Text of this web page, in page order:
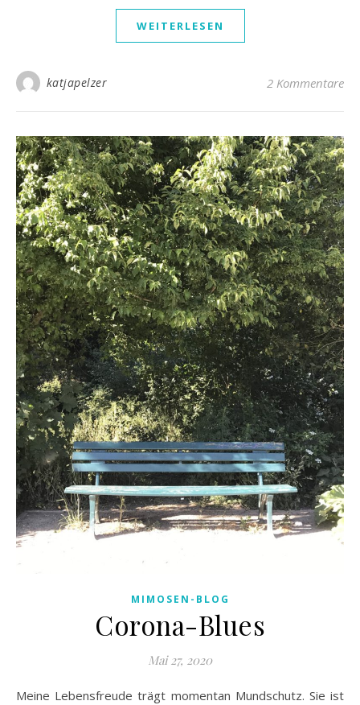
WEITERLESEN
katjapelzer 2 Kommentare
MIMOSEN-BLOG
Corona-Blues
Mai 27, 2020
Meine Lebensfreude trägt momentan Mundschutz. Sie ist